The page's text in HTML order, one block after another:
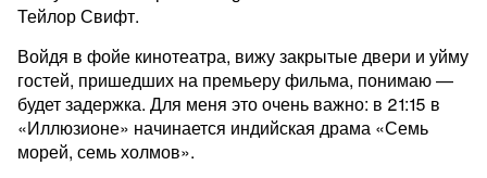
Тейлор Свифт.
Войдя в фойе кинотеатра, вижу закрытые двери и уйму
гостей, пришедших на премьеру фильма, понимаю —
будет задержка. Для меня это очень важно: в 21:15 в
«Иллюзионе» начинается индийская драма «Семь
морей, семь холмов».